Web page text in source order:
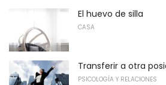
El huevo de silla
CASA
Transferir a otra
PSICOLOGÍA Y RELACIONES